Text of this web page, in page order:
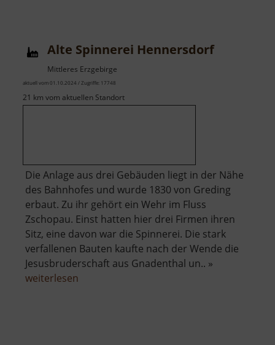
Alte Spinnerei Hennersdorf
Mittleres Erzgebirge
aktuell vom 01.10.2024 / Zugriffe: 17748
21 km vom aktuellen Standort
Die Anlage aus drei Gebäuden liegt in der Nähe
des Bahnhofes und wurde 1830 von Greding
erbaut. Zu ihr gehört ein Wehr im Fluss
Zschopau. Einst hatten hier drei Firmen ihren
Sitz, eine davon war die Spinnerei. Die stark
verfallenen Bauten kaufte nach der Wende die
Jesusbruderschaft aus Gnadenthal un.. »
weiterlesen